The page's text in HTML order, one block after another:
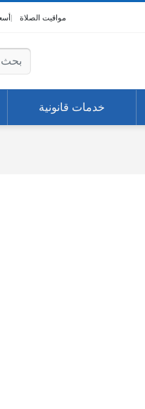
مواقيت الصلاة
البحث عن:
خدمات قانونية